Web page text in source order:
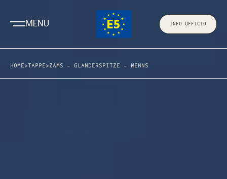
MENU INFO UFFICIO
HOME>TAPPE>ZAMS – GLANDERSPITZE – WENNS